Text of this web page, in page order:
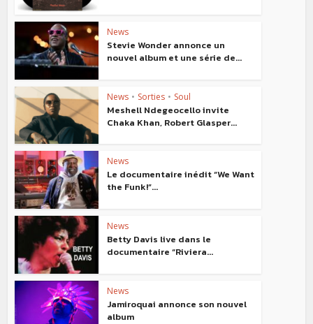
News
Stevie Wonder annonce un
nouvel album et une série de...
News • Sorties • Soul
Meshell Ndegeocello invite
Chaka Khan, Robert Glasper...
News
Le documentaire inédit “We Want
the Funk!”...
News
Betty Davis live dans le
documentaire “Riviera...
News
Jamiroquai annonce son nouvel
album